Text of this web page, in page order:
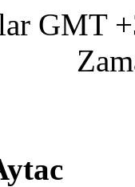
GMT